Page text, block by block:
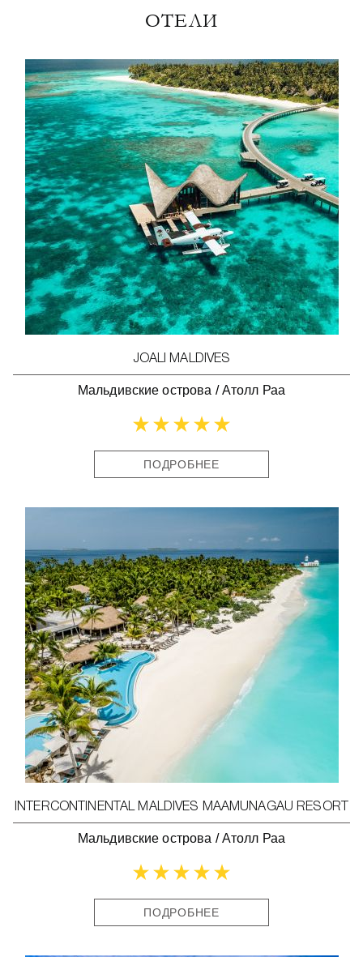
ОТЕЛИ
JOALI MALDIVES
Мальдивские острова /Атолл Раа
ПОДРОБНЕЕ
INTERCONTINENTAL MALDIVES MAAMUNAGAU RESORT
Мальдивские острова /Атолл Раа
ПОДРОБНЕЕ